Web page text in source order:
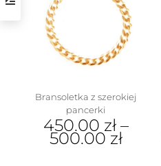
Bransoletka z szerokiej
pancerki
450.00 zł–
500.00 zł